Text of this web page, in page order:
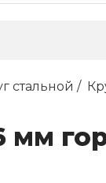
стальной
мм